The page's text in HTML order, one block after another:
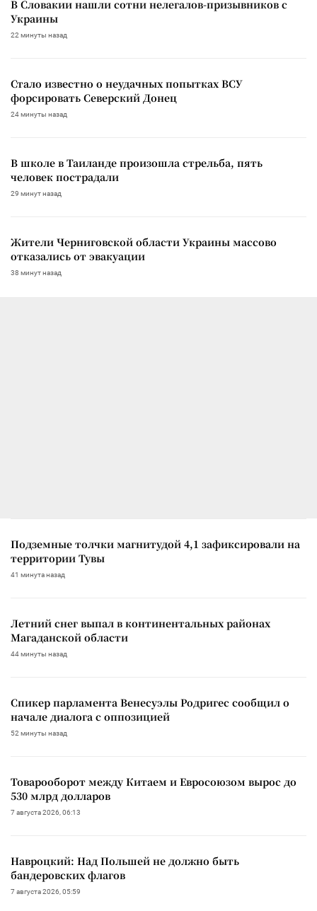
В Словакии нашли сотни нелегалов-призывников с
Украины
22 минуты назад
Стало известно о неудачных попытках ВСУ
форсировать Северский Донец
24 минуты назад
В школе в Таиланде произошла стрельба, пять
человек пострадали
29 минут назад
Жители Черниговской области Украины массово
отказались от эвакуации
38 минут назад
Подземные толчки магнитудой 4,1 зафиксировали на
территории Тувы
41 минута назад
Летний снег выпал в континентальных районах
Магаданской области
44 минуты назад
Спикер парламента Венесуэлы Родригес сообщил о
начале диалога с оппозицией
52 минуты назад
Товарооборот между Китаем и Евросоюзом вырос до
530 млрд долларов
7 августа 2026, 06:13
Навроцкий: Над Польшей не должно быть
бандеровских флагов
7 августа 2026, 05:59